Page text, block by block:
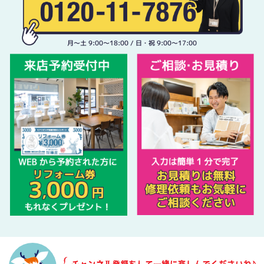
月〜土 9:00〜18:00 / 日・祝 9:00〜17:00